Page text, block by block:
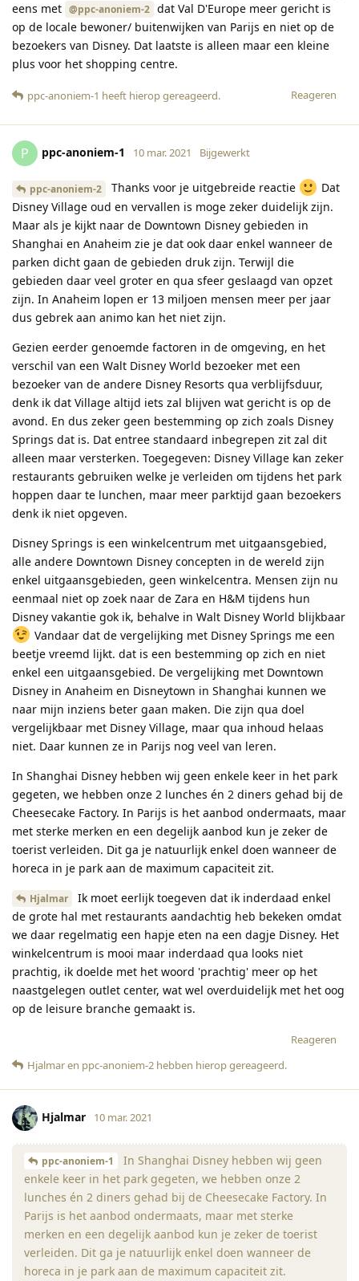
eens met @ppc-anoniem-2 dat Val D'Europe meer gericht is
op de locale bewoner/ buitenwijken van Parijs en niet op de
bezoekers van Disney. Dat laatste is alleen maar een kleine
plus voor het shopping centre.
Reageren
ppc-anoniem-1 heeft hierop gereageerd.
P ppc-anoniem-1 10 mar. 2021 Bijgewerkt
ppc-anoniem-2 Thanks voor je uitgebreide reactie
Dat
Disney Village oud en vervallen is moge zeker duidelijk zijn.
Maar als je kijkt naar de Downtown Disney gebieden in
Shanghai en Anaheim zie je dat ook daar enkel wanneer de
parken dicht gaan de gebieden druk zijn. Terwijl die
gebieden daar veel groter en qua sfeer geslaagd van opzet
zijn. In Anaheim lopen er 13 miljoen mensen meer per jaar
dus gebrek aan animo kan het niet zijn.
Gezien eerder genoemde factoren in de omgeving, en het
verschil van een Walt Disney World bezoeker met een
bezoeker van de andere Disney Resorts qua verblijfsduur,
denk ik dat Village altijd iets zal blijven wat gericht is op de
avond. En dus zeker geen bestemming op zich zoals Disney
Springs dat is. Dat entree standaard inbegrepen zit zal dit
alleen maar versterken. Toegegeven: Disney Village kan zeker
restaurants gebruiken welke je verleiden om tijdens het park
hoppen daar te lunchen, maar meer parktijd gaan bezoekers
denk ik niet opgeven.
Disney Springs is een winkelcentrum met uitgaansgebied,
alle andere Downtown Disney concepten in de wereld zijn
enkel uitgaansgebieden, geen winkelcentra. Mensen zijn nu
eenmaal niet op zoek naar de Zara en H&M tijdens hun
Disney vakantie gok ik, behalve in Walt Disney World blijkbaar
Vandaar dat de vergelijking met Disney Springs me een
beetje vreemd lijkt. dat is een bestemming op zich en niet
enkel een uitgaansgebied. De vergelijking met Downtown
Disney in Anaheim en Disneytown in Shanghai kunnen we
naar mijn inziens beter gaan maken. Die zijn qua doel
vergelijkbaar met Disney Village, maar qua inhoud helaas
niet. Daar kunnen ze in Parijs nog veel van leren.
In Shanghai Disney hebben wij geen enkele keer in het park
gegeten, we hebben onze 2 lunches én 2 diners gehad bij de
Cheesecake Factory. In Parijs is het aanbod ondermaats, maar
met sterke merken en een degelijk aanbod kun je zeker de
toerist verleiden. Dit ga je natuurlijk enkel doen wanneer de
horeca in je park aan de maximum capaciteit zit.
Hjalmar
Ik moet eerlijk toegeven dat ik inderdaad enkel
de grote hal met restaurants aandachtig heb bekeken omdat
we daar regelmatig een hapje eten na een dagje Disney. Het
winkelcentrum is mooi maar inderdaad qua looks niet
prachtig, ik doelde met het woord 'prachtig' meer op het
naastgelegen outlet center, wat wel overduidelijk met het oog
op de leisure branche gemaakt is.
Reageren
Hjalmaren ppc-anoniem-2 hebben hierop gereageerd.
Hjalmar 10 mar. 2021
ppc-anoniem-1
In Shanghai Disney hebben wij geen
enkele keer in het park gegeten, we hebben onze 2
lunches én 2 diners gehad bij de Cheesecake Factory. In
Parijs is het aanbod ondermaats, maar met sterke
merken en een degelijk aanbod kun je zeker de toerist
verleiden. Dit ga je natuurlijk enkel doen wanneer de
horeca in je park aan de maximum capaciteit zit.